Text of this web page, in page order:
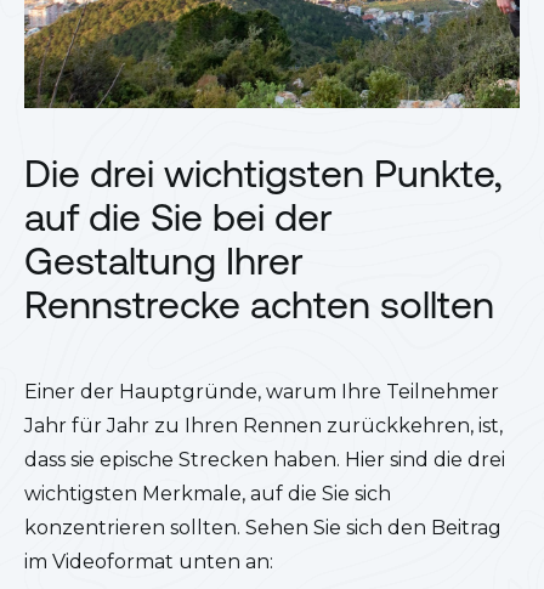
Die drei wichtigsten Punkte,
auf die Sie bei der
Gestaltung Ihrer
Rennstrecke achten sollten
Einer der Hauptgründe, warum Ihre Teilnehmer
Jahr für Jahr zu Ihren Rennen zurückkehren, ist,
dass sie epische Strecken haben. Hier sind die drei
wichtigsten Merkmale, auf die Sie sich
konzentrieren sollten. Sehen Sie sich den Beitrag
im Videoformat unten an: